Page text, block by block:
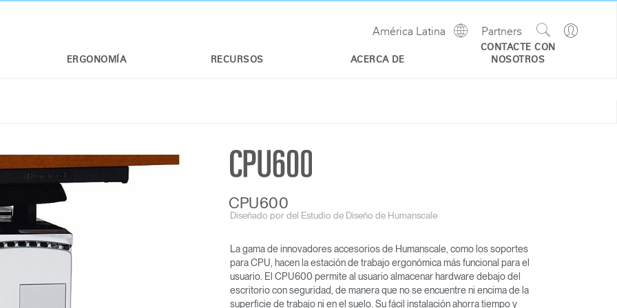
ERGONOMÍA RECURSOS ACERCA DE
CONTACTE CON
NOSOTROS
Go
Search
Site
Partners
América Latina
Show
Regions
CPU600
Diseñado por del Estudio de Diseño de Humanscale
La gama de innovadores accesorios de Humanscale, como los soportes
para CPU, hacen la estación de trabajo ergonómica más funcional para el
usuario. El CPU600 permite al usuario almacenar hardware debajo del
escritorio con seguridad, de manera que no se encuentre ni encima de la
superficie de trabajo ni en el suelo. Su fácil instalación ahorra tiempo y